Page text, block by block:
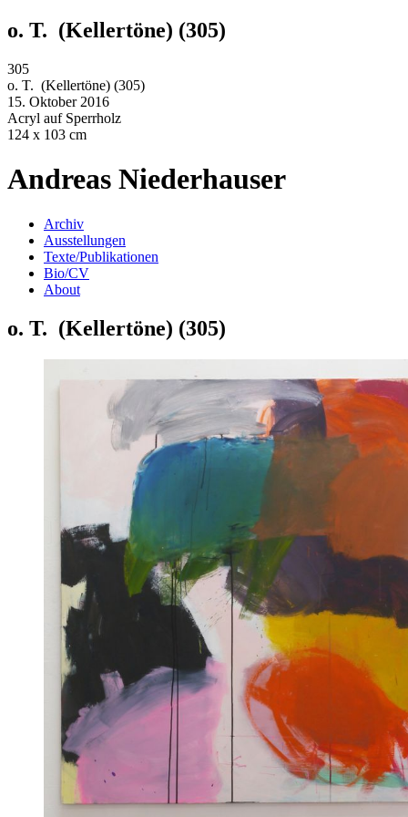
o. T. (Kellertöne) (305)
305
o. T. (Kellertöne) (305)
15. Oktober 2016
Acryl auf Sperrholz
124 x 103 cm
Andreas Niederhauser
Archiv
Ausstellungen
Texte/Publikationen
Bio/CV
About
o. T. (Kellertöne) (305)